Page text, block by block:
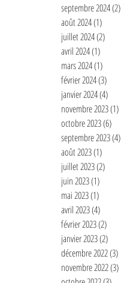
septembre 2024(2)
août 2024(1)
juillet 2024(2)
avril 2024(1)
mars 2024(1)
février 2024(3)
janvier 2024(4)
novembre 2023(1)
octobre 2023(6)
septembre 2023(4)
août 2023(1)
juillet 2023(2)
juin 2023(1)
mai 2023(1)
avril 2023(4)
février 2023(2)
janvier 2023(2)
décembre 2022(3)
novembre 2022(3)